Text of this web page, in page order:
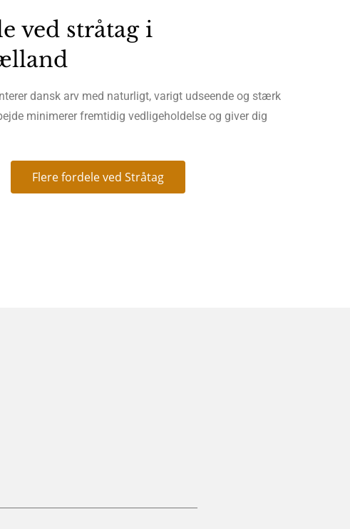
ved stråtag i
dansk arv med naturligt, varigt udseende og stærk
minimerer fremtidig vedligeholdelse og giver dig
Flere fordele ved Stråtag